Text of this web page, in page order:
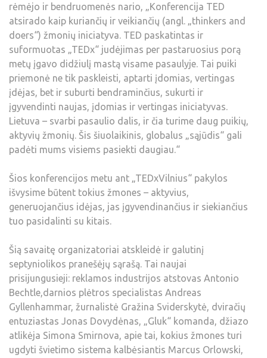
rėmėjo ir bendruomenės nario, „Konferencija TED
atsirado kaip kuriančių ir veikiančių (angl. „thinkers and
doers“) žmonių iniciatyva. TED paskatintas ir
suformuotas „TEDx“ judėjimas per pastaruosius porą
metų įgavo didžiulį mastą visame pasaulyje. Tai puiki
priemonė ne tik paskleisti, aptarti įdomias, vertingas
įdėjas, bet ir suburti bendraminčius, sukurti ir
įgyvendinti naujas, įdomias ir vertingas iniciatyvas.
Lietuva – svarbi pasaulio dalis, ir čia turime daug puikių,
aktyvių žmonių. Šis šiuolaikinis, globalus „sąjūdis“ gali
padėti mums visiems pasiekti daugiau.“
Šios konferencijos metu ant „TEDxVilnius“ pakylos
išvysime būtent tokius žmones – aktyvius,
generuojančius idėjas, jas įgyvendinančius ir siekiančius
tuo pasidalinti su kitais.
Šią savaitę organizatoriai atskleidė ir galutinį
septyniolikos pranešėjų sąrašą. Tai naujai
prisijungusieji: reklamos industrijos atstovas Antonio
Bechtle,darnios plėtros specialistas Andreas
Gyllenhammar, žurnalistė Gražina Sviderskytė, dviračių
entuziastas Jonas Dovydėnas, „Gluk“ komanda, džiazo
atlikėja Simona Smirnova, apie tai, kokius žmones turi
ugdyti švietimo sistema kalbėsiantis Marcus Orlowski,